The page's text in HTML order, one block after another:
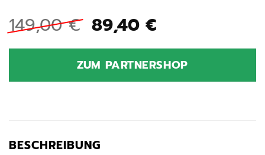
149,00€ Ursprünglicher
Preis
war:
149,00 €
89,40 €Aktueller
ist:
89,40 €.
ZUM PARTNERSHOP
BESCHREIBUNG